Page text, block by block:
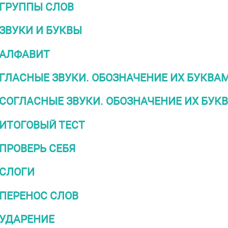
ГРУППЫ СЛОВ
ЗВУКИ И БУКВЫ
ГЛАСНЫЕ ЗВУКИ. ОБОЗНАЧЕНИЕ ИХ
СОГЛАСНЫЕ ЗВУКИ. ОБОЗНАЧЕНИЕ ИХ
ИТОГОВЫЙ ТЕСТ
ПРОВЕРЬ СЕБЯ
СЛОГИ
ПЕРЕНОС СЛОВ